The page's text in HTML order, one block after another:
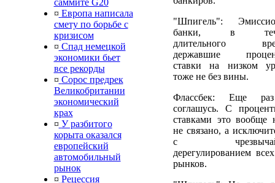
саммите G20
¤ Европа написала
смету по борьбе с
кризисом
¤ Спад немецкой
экономики бьет
все рекорды
¤ Сорос предрек
Великобритании
экономический
крах
¤ У разбитого
корыта оказался
европейский
автомобильный
рынок
¤ Рецессия
"Шпигель":
банки, в
длительного
державшие
ставки на низком
тоже не без вины.
Флассбек: Еще
соглашусь. С
ставками это вообще
не связано, а
с
дерегулированием
рынков.